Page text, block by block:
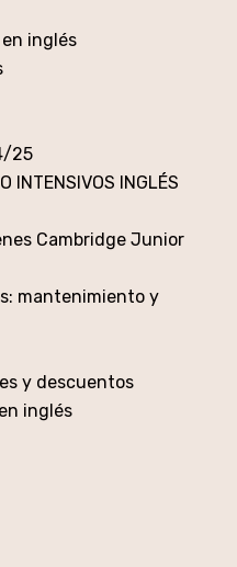
inglés
25
INTENSIVOS INGLÉS
Cambridge Junior
mantenimiento y
y descuentos
inglés